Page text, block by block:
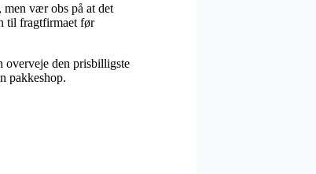
men vær obs på at det
til fragtfirmaet før
overveje den prisbilligste
pakkeshop.